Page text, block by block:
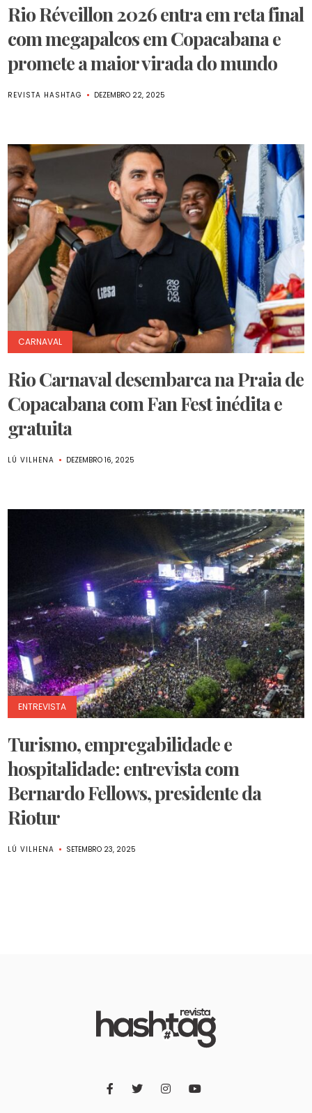
Rio Réveillon 2026 entra em reta final
com megapalcos em Copacabana e
promete a maior virada do mundo
REVISTA HASHTAG DEZEMBRO 22, 2025
CARNAVAL
Rio Carnaval desembarca na Praia de
Copacabana com Fan Fest inédita e
gratuita
LÚ VILHENA DEZEMBRO 16, 2025
ENTREVISTA
Turismo, empregabilidade e
hospitalidade: entrevista com
Bernardo Fellows, presidente da
Riotur
LÚ VILHENA SETEMBRO 23, 2025